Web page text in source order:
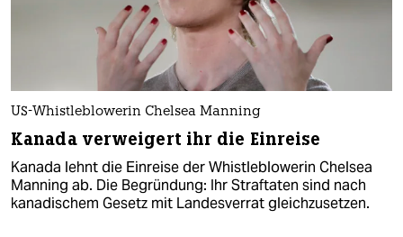
US-Whistleblowerin Chelsea Manning
Kanada verweigert ihr die Einreise
Kanada lehnt die Einreise der Whistleblowerin Chelsea
Manning ab. Die Begründung: Ihr Straftaten sind nach
kanadischem Gesetz mit Landesverrat gleichzusetzen.